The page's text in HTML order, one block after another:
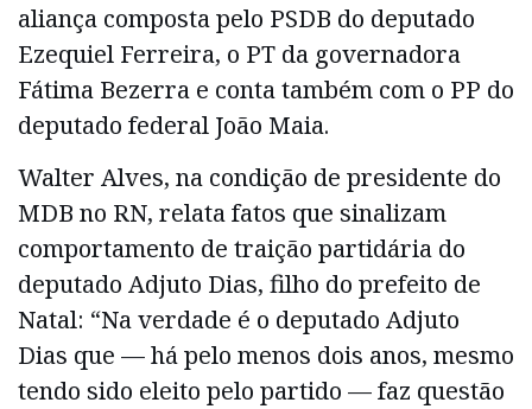
aliança composta pelo PSDB do deputado
Ezequiel Ferreira, o PT da governadora
Fátima Bezerra e conta também com o PP do
deputado federal João Maia.
Walter Alves, na condição de presidente do
MDB no RN, relata fatos que sinalizam
comportamento de traição partidária do
deputado Adjuto Dias, filho do prefeito de
Natal: “Na verdade é o deputado Adjuto
Dias que — há pelo menos dois anos, mesmo
tendo sido eleito pelo partido — faz questão